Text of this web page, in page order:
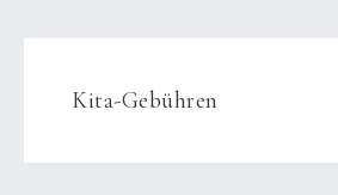
Kita-Gebühren